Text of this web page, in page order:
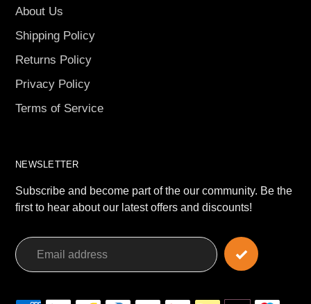
About Us
Shipping Policy
Returns Policy
Privacy Policy
Terms of Service
NEWSLETTER
Subscribe and become part of the our community. Be the
first to hear about our latest offers and discounts!
Payment